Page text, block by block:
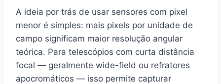
A ideia por trás de usar sensores com pixel
menor é simples: mais pixels por unidade de
campo significam maior resolução angular
teórica. Para telescópios com curta distância
focal — geralmente wide-field ou refratores
apocromáticos — isso permite capturar